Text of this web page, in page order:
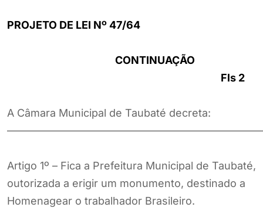
PROJETO DE LEI Nº 47/64
CONTINUAÇÃO
Fls 2
A Câmara Municipal de Taubaté decreta:
Artigo 1º – Fica a Prefeitura Municipal de Taubaté,
outorizada a erigir um monumento, destinado a
Homenagear o trabalhador Brasileiro.